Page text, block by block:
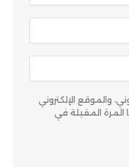
والموقع الإلكتروني
المقبلة في